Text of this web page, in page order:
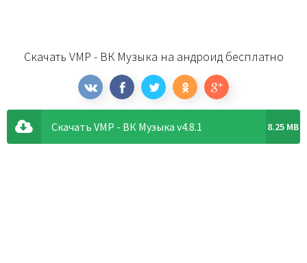
Скачать VMP - ВК Музыка на андроид бесплатно
Скачать VMP - ВК Музыка v4.8.1 8.25 MB